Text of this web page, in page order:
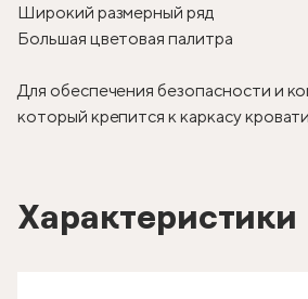
Широкий размерный ряд
Большая цветовая палитра
Для обеспечения безопасности и
который крепится к каркасу
Характеристики